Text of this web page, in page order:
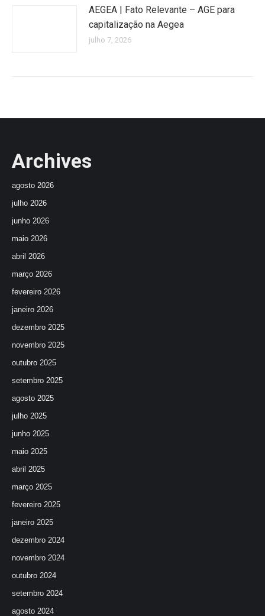
AEGEA | Fato Relevante – AGE para
capitalização na Aegea
julho 7, 2026
Archives
agosto 2026
julho 2026
junho 2026
maio 2026
abril 2026
março 2026
fevereiro 2026
janeiro 2026
dezembro 2025
novembro 2025
outubro 2025
setembro 2025
agosto 2025
julho 2025
junho 2025
maio 2025
abril 2025
março 2025
fevereiro 2025
janeiro 2025
dezembro 2024
novembro 2024
outubro 2024
setembro 2024
agosto 2024